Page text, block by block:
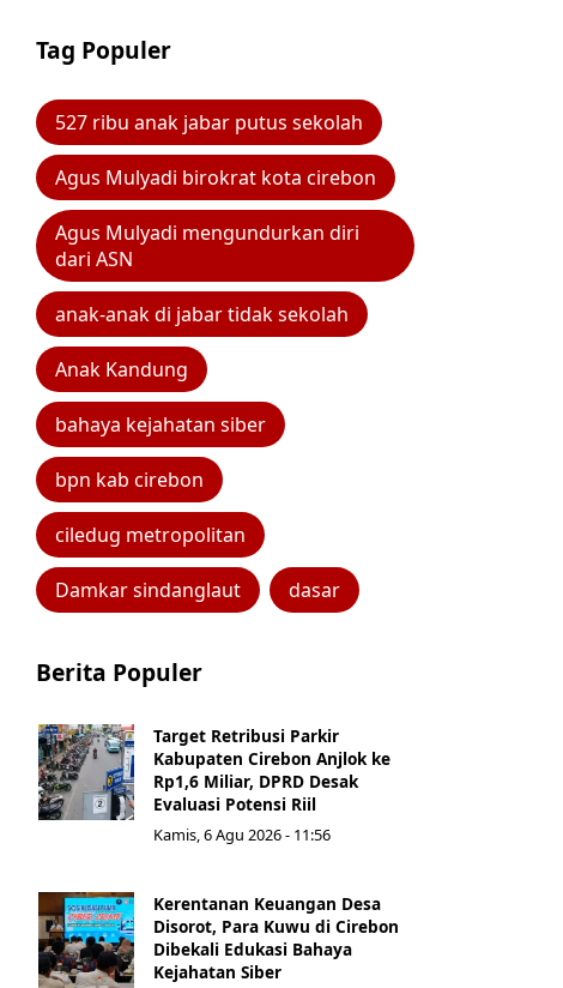
Tag Populer
527 ribu anak jabar putus sekolah
Agus Mulyadi birokrat kota cirebon
Agus Mulyadi mengundurkan diri
dari ASN
anak-anak di jabar tidak sekolah
Anak Kandung
bahaya kejahatan siber
bpn kab cirebon
ciledug metropolitan
Damkar sindanglaut dasar
Berita Populer
Target Retribusi Parkir
Kabupaten Cirebon Anjlok ke
Rp1,6 Miliar, DPRD Desak
Evaluasi Potensi Riil
Kamis, 6 Agu 2026 - 11:56
Kerentanan Keuangan Desa
Disorot, Para Kuwu di Cirebon
Dibekali Edukasi Bahaya
Kejahatan Siber